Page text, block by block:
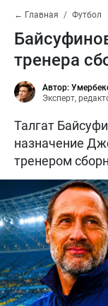
← Главная Футбол
тренера
Автор:
Эксперт,
Талгат
назначение
тренером